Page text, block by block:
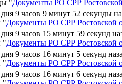
"Документы РО СРР
9 часов 9 минут 52 секунды
"Документы РО СРР Ростовской
9 часов 15 минут 59 секунд
"Документы РО СРР Ростовской
9 часов 16 минут 5 секунд
"Документы РО СРР Ростовской
9 часов 16 минут 6 секунд